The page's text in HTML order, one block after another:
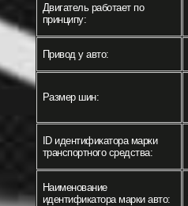
Двигатель работает по
принципу:
Привод у авто:
Размер шин:
ID идентификатора марки
транспортного средства:
Наименование
идентификатора марки авто: